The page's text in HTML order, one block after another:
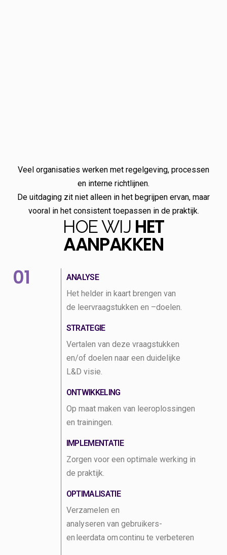
Veel organisaties werken met regelgeving, processen
en interne richtlijnen.
De uitdaging zit niet alleen in het begrijpen ervan, maar
vooral in het consistent toepassen in de praktijk.
HOE WIJ HET
AANPAKKEN
01
ANALYSE
Het helder in kaart brengen van
de leervraagstukken en –doelen
STRATEGIE
Vertalen van deze vraagstukken
en/of doelen naar een duidelijke
L&D visie
ONTWIKKELING
Op maat maken van leeroplossingen
en trainingen
IMPLEMENTATIE
Zorgen voor een optimale werking in
de praktijk
OPTIMALISATIE
Verzamelen en
analyseren van gebruikers-
en leerdata om continu te verbeteren